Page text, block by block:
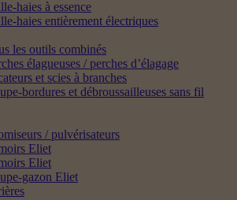
haies à essence
haies entièrement électriques
les outils combinés
élagueuses / perches d’élagage
et scies à branches
bordures et débroussailleuses sans fil
/ pulvérisateurs
Eliet
Eliet
gazon Eliet